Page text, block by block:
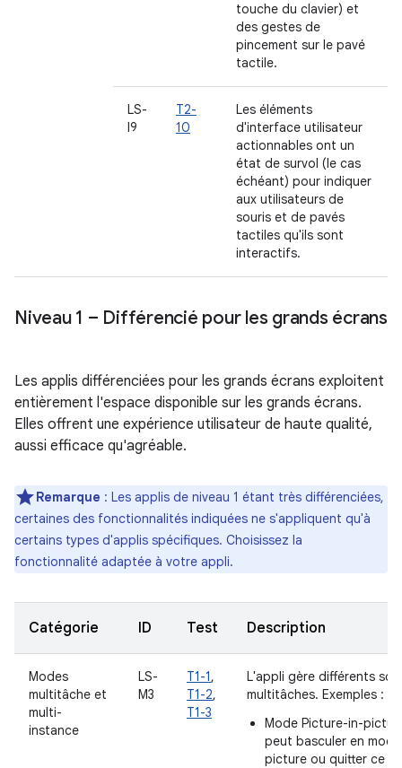
touche du clavier) et
des gestes de
pincement sur le pavé
tactile.
LS-
I9
T2-
10
Les éléments
d'interface utilisateur
actionnables ont un
état de survol (le cas
échéant) pour indiquer
aux utilisateurs de
souris et de pavés
tactiles qu'ils sont
interactifs.
Niveau 1 – Différencié pour les grands écrans
Les applis différenciées pour les grands écrans exploitent
entièrement l'espace disponible sur les grands écrans.
Elles offrent une expérience utilisateur de haute qualité,
aussi efficace qu'agréable.
Remarque : Les applis de niveau 1 étant très différenciées,
certaines des fonctionnalités indiquées ne s'appliquent qu'à
certains types d'applis spécifiques. Choisissez la
fonctionnalité adaptée à votre appli.
Catégorie ID Test Description
Modes
multitâche et
multi-
instance
LS-
M3
T1-1,
T1-2,
T1-3
L'appli gère différents
multitâches. Exemples :
Mode Picture-in-
peut basculer en
picture ou quitter ce